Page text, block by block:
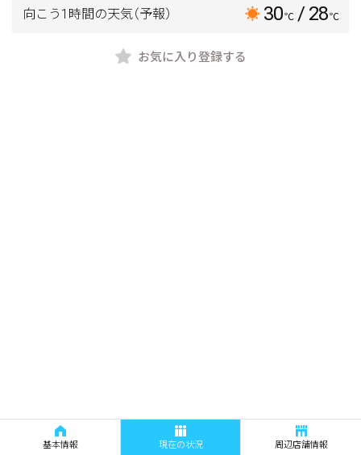
向こう1時間の天気（予報） 30℃ / 28℃
お気に入り登録する
基本情報 現在の状況 周辺店舗情報